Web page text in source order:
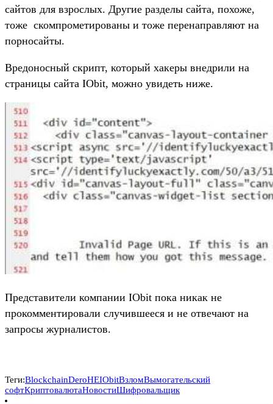
сайтов для взрослых. Другие разделы сайта, похоже,
тоже скомпрометированы и тоже перенаправляют на
порносайты.
Вредоносный скрипт, который хакеры внедрили на
страницы сайта IObit, можно увидеть ниже.
Представители компании IObit пока никак не
прокомментировали случившееся и не отвечают на
запросы журналистов.
Теги:BlockchainDeroHEIObitВзломВымогательский
софтКриптовалютаНовостиШифровальщик